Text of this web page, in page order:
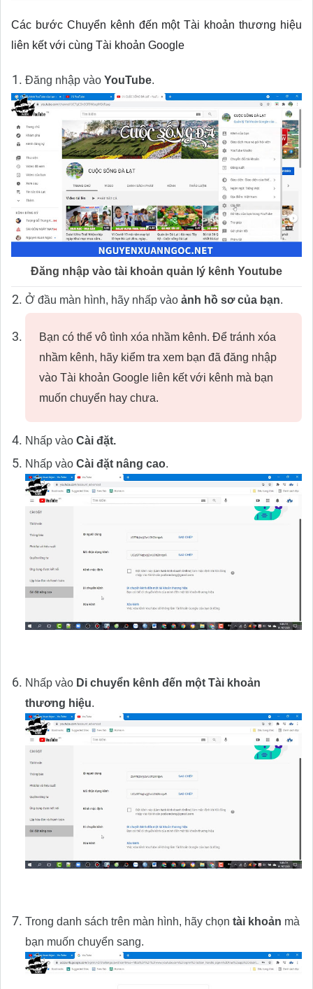
Các bước Chuyển kênh đến một Tài khoản thương hiệu
liên kết với cùng Tài khoản Google
Đăng nhập vào YouTube.
Đăng nhập vào tài khoản quản lý kênh Youtube
Ở đầu màn hình, hãy nhấp vào ảnh hồ sơ của bạn.
Bạn có thể vô tình xóa nhầm kênh. Để tránh xóa
nhầm kênh, hãy kiểm tra xem bạn đã đăng nhập
vào Tài khoản Google liên kết với kênh mà bạn
muốn chuyển hay chưa.
Nhấp vào Cài đặt.
Nhấp vào Cài đặt nâng cao.
Nhấp vào Di chuyển kênh đến một Tài khoản
thương hiệu.
Trong danh sách trên màn hình, hãy chọn tài khoản mà
bạn muốn chuyển sang.